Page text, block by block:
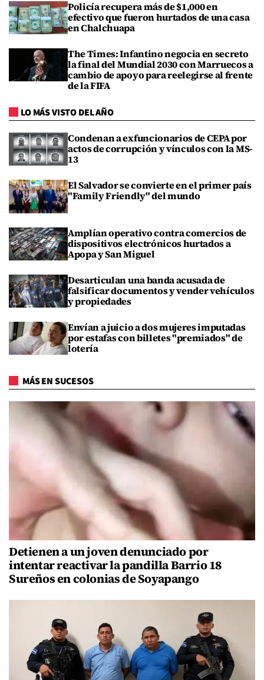
Policía recupera más de $1,000 en
efectivo que fueron hurtados de una casa
en Chalchuapa
The Times: Infantino negocia en secreto
la final del Mundial 2030 con Marruecos a
cambio de apoyo para reelegirse al frente
de la FIFA
LO MÁS VISTO DEL AÑO
Condenan a exfuncionarios de CEPA por
actos de corrupción y vínculos con la MS-
13
El Salvador se convierte en el primer país
"Family Friendly" del mundo
Amplían operativo contra comercios de
dispositivos electrónicos hurtados a
Apopa y San Miguel
Desarticulan una banda acusada de
falsificar documentos y vender vehículos
y propiedades
Envían a juicio a dos mujeres imputadas
por estafas con billetes "premiados" de
lotería
MÁS EN SUCESOS
Detienen a un joven denunciado por
intentar reactivar la pandilla Barrio 18
Sureños en colonias de Soyapango